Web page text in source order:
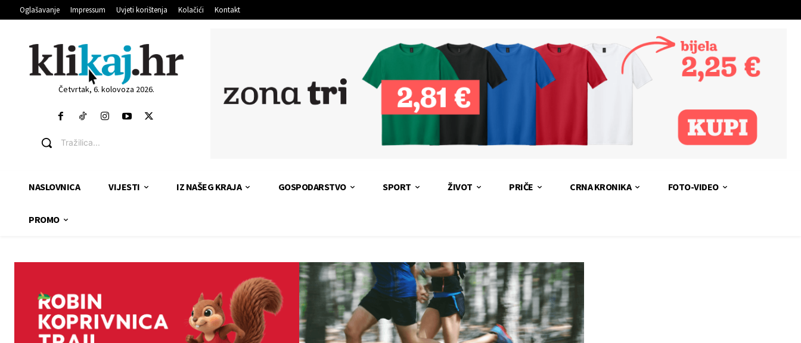
Oglašavanje Impressum Uvjeti korištenja Kolačići Kontakt
Četvrtak, 6. kolovoza 2026.
Tražilica...
NASLOVNICA VIJESTI IZ NAŠEG KRAJA GOSPODARSTVO SPORT ŽIVOT PRIČE CRNA KRONIKA FOTO-VIDEO
PROMO